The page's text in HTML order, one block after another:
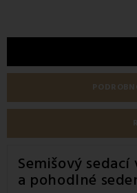
Semišový sedací
a pohodlné